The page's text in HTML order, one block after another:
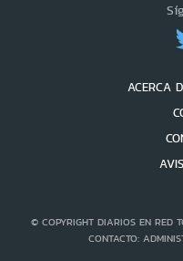
ACERCA
© COPYRIGHT DIARIOS EN RED
CONTACTO: